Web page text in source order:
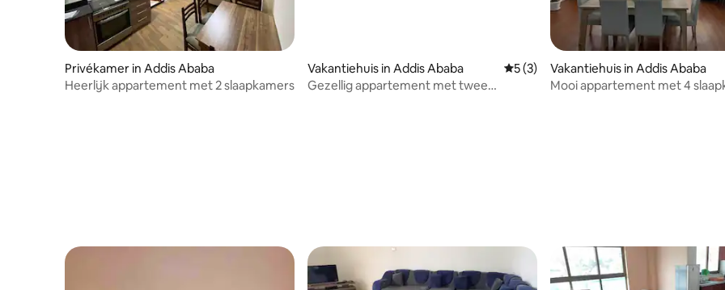
Privékamer in Addis Ababa
Heerlijk appartement met 2 slaapkamers
Vakantiehuis in Addis Ababa Gemiddelde beoordeling van 5 uit 5, 3
5 (3)
Gezellig appartement met twee
Vakantiehuis in Addis Ababa
Mooi appartement met 4